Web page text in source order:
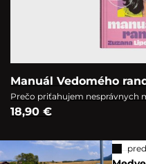
Manuál Vedomého
Prečo priťahujem nesprávnych
18,90 €